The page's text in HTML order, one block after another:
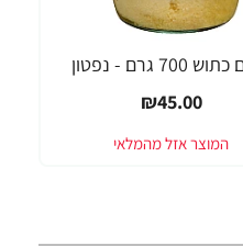
700 גרם - נפטון
₪45.00